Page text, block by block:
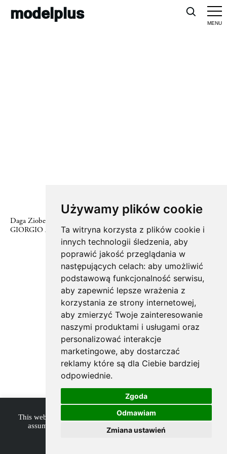
Używamy plików cookie
Ta witryna korzysta z plików cookie i
innych technologii śledzenia, aby
poprawić jakość przeglądania w
następujących celach: aby umożliwić
podstawową funkcjonalność serwisu,
aby zapewnić lepsze wrażenia z
korzystania ze strony internetowej,
aby zmierzyć Twoje zainteresowanie
naszymi produktami i usługami oraz
personalizować interakcje
marketingowe, aby dostarczać
reklamy które są dla Ciebie bardziej
odpowiednie.
Zgoda
Odmawiam
Zmiana ustawień
modelplus
Daga Ziober by Sarah Moon for
GIORGIO ARMANI S/S 2018
© 2026 modelplus, site by aesptk
This website uses cookies to improve your experience. We'll
assume you're ok with this, but you can opt-out if you
Accept